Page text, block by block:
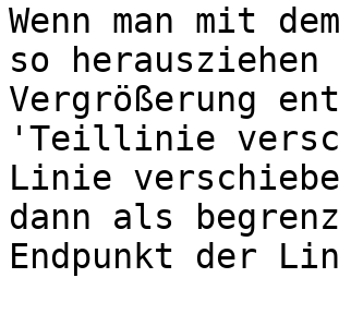
Wenn man mit
so
Vergrößerung
'Teillinie
Linie
dann als
Endpunkt der